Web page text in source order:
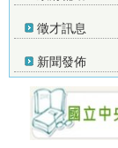
徵才訊息
新聞發佈